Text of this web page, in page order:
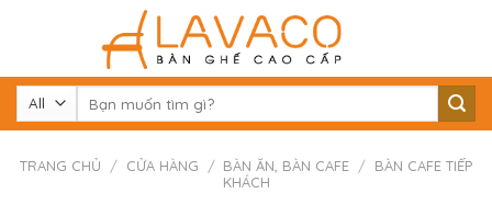
kiếm:
TRANG CHỦ / CỬA HÀNG / BÀN ĂN, BÀN CAFE / BÀN CAFE TIẾP
KHÁCH